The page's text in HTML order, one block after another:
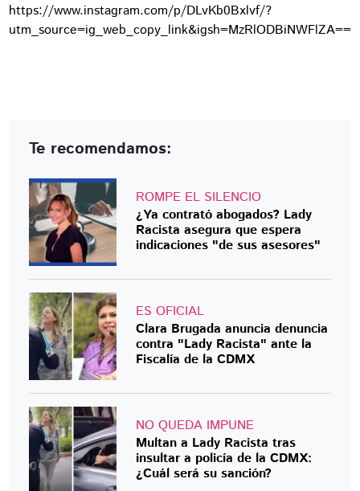
https://www.instagram.com/p/DLvKb0Bxlvf/?
utm_source=ig_web_copy_link&igsh=MzRlODBiNWFlZA==
Te recomendamos:
ROMPE EL SILENCIO
¿Ya contrató abogados? Lady
Racista asegura que espera
indicaciones "de sus asesores"
ES OFICIAL
Clara Brugada anuncia denuncia
contra "Lady Racista" ante la
Fiscalía de la CDMX
NO QUEDA IMPUNE
Multan a Lady Racista tras
insultar a policía de la CDMX:
¿Cuál será su sanción?